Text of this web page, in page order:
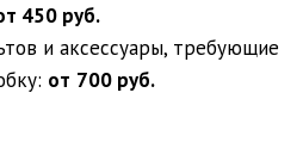
450 руб.
и аксессуары, требующие
от 700 руб.